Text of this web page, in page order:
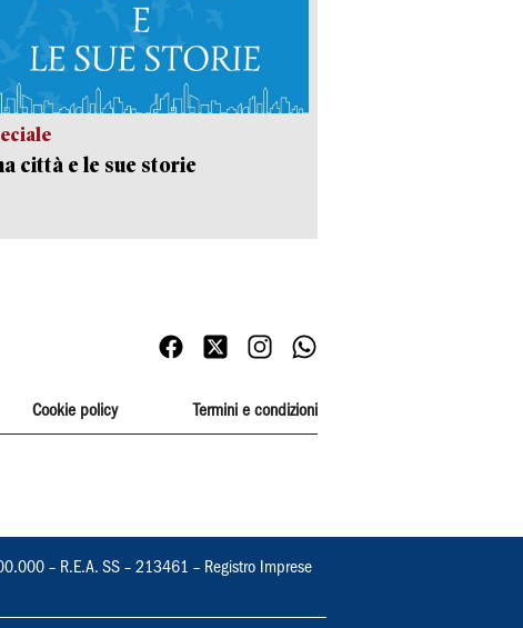
città e le sue storie
Cookie policy Termini e condizioni
– R.E.A. SS – 213461 – Registro Imprese